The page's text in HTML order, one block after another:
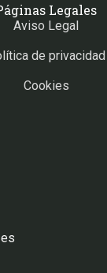
Legales
Aviso Legal
de privacidad
Cookies